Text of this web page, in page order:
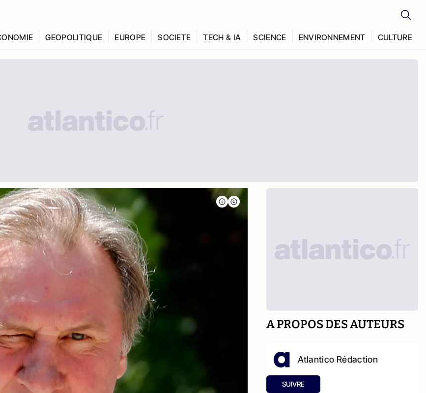
GEOPOLITIQUE EUROPE SOCIETE TECH & IA SCIENCE ENVIRONNEMENT CULTURE
A PROPOS DES AUTEURS
Atlantico Rédaction
SUIVRE